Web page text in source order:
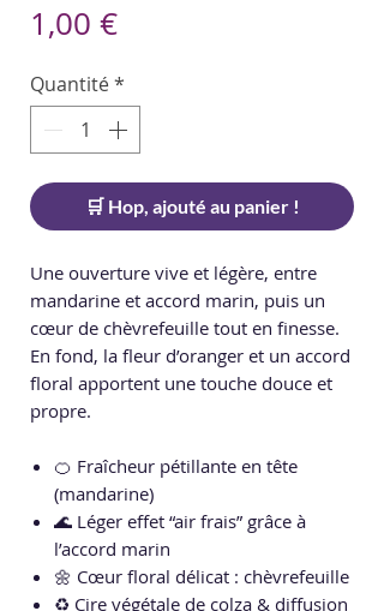
1,00 €Prix
Quantité*
🛒 Hop, ajouté au panier !
Une ouverture vive et légère, entre
mandarine et accord marin, puis un
cœur de chèvrefeuille tout en finesse.
En fond, la fleur d’oranger et un accord
floral apportent une touche douce et
propre.
🍊 Fraîcheur pétillante en tête
(mandarine)
🌊 Léger effet “air frais” grâce à
l’accord marin
🌼 Cœur floral délicat : chèvrefeuille
♻️ Cire végétale de colza & diffusion